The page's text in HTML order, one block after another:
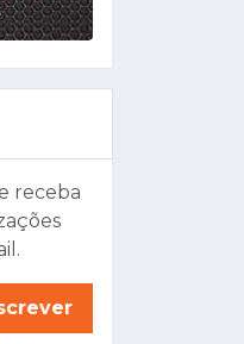
receba